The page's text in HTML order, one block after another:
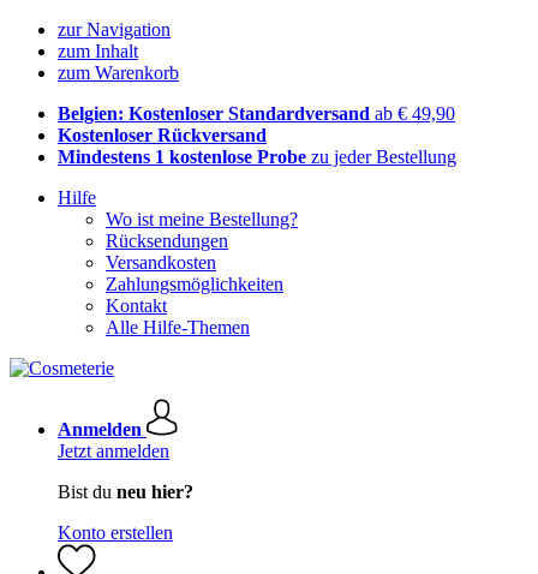
zur Navigation
zum Inhalt
zum Warenkorb
Belgien: Kostenloser Standardversand ab € 49,90
Kostenloser Rückversand
Mindestens 1 kostenlose Probe zu jeder Bestellung
Hilfe
Wo ist meine Bestellung?
Rücksendungen
Versandkosten
Zahlungsmöglichkeiten
Kontakt
Alle Hilfe-Themen
Anmelden
Jetzt anmelden
Bist du neu hier?
Konto erstellen